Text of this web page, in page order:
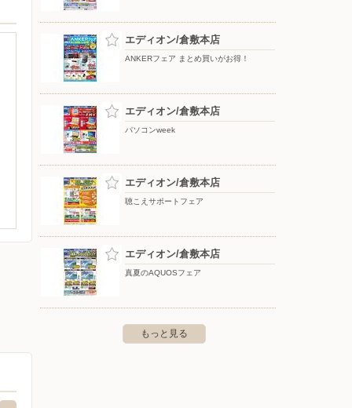
エディオン/倉敷本店
ANKERフェア まとめ買いがお得！
エディオン/倉敷本店
パソコンweek
エディオン/倉敷本店
聴こえサポートフェア
エディオン/倉敷本店
真夏のAQUOSフェア
もっと見る